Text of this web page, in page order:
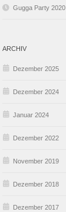
Gugga Party 2020
ARCHIV
Dezember 2025
Dezember 2024
Januar 2024
Dezember 2022
November 2019
Dezember 2018
Dezember 2017